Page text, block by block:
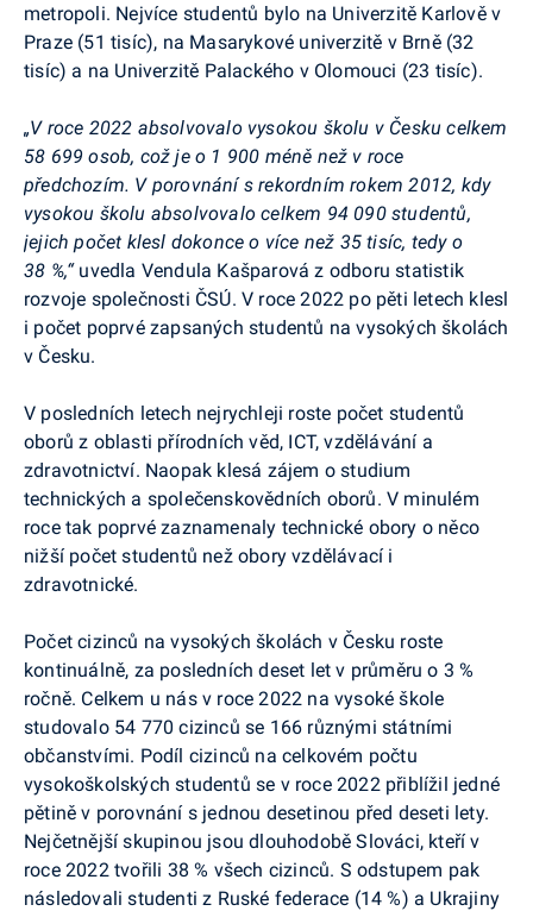
metropoli. Nejvíce studentů bylo na Univerzitě Karlově v
Praze (51 tisíc), na Masarykové univerzitě v Brně (32
tisíc) a na Univerzitě Palackého v Olomouci (23 tisíc).
„V roce 2022 absolvovalo vysokou školu v Česku celkem
58 699 osob, což je o 1 900 méně než v roce
předchozím. V porovnání s rekordním rokem 2012, kdy
vysokou školu absolvovalo celkem 94 090 studentů,
jejich počet klesl dokonce o více než 35 tisíc, tedy o
38 %,“ uvedla Vendula Kašparová z odboru statistik
rozvoje společnosti ČSÚ. V roce 2022 po pěti letech klesl
i počet poprvé zapsaných studentů na vysokých školách
v Česku.
V posledních letech nejrychleji roste počet studentů
oborů z oblasti přírodních věd, ICT, vzdělávání a
zdravotnictví. Naopak klesá zájem o studium
technických a společenskovědních oborů. V minulém
roce tak poprvé zaznamenaly technické obory o něco
nižší počet studentů než obory vzdělávací i
zdravotnické.
Počet cizinců na vysokých školách v Česku roste
kontinuálně, za posledních deset let v průměru o 3 %
ročně. Celkem u nás v roce 2022 na vysoké škole
studovalo 54 770 cizinců se 166 různými státními
občanstvími. Podíl cizinců na celkovém počtu
vysokoškolských studentů se v roce 2022 přiblížil jedné
pětině v porovnání s jednou desetinou před deseti lety.
Nejčetnější skupinou jsou dlouhodobě Slováci, kteří v
roce 2022 tvořili 38 % všech cizinců. S odstupem pak
následovali studenti z Ruské federace (14 %) a Ukrajiny